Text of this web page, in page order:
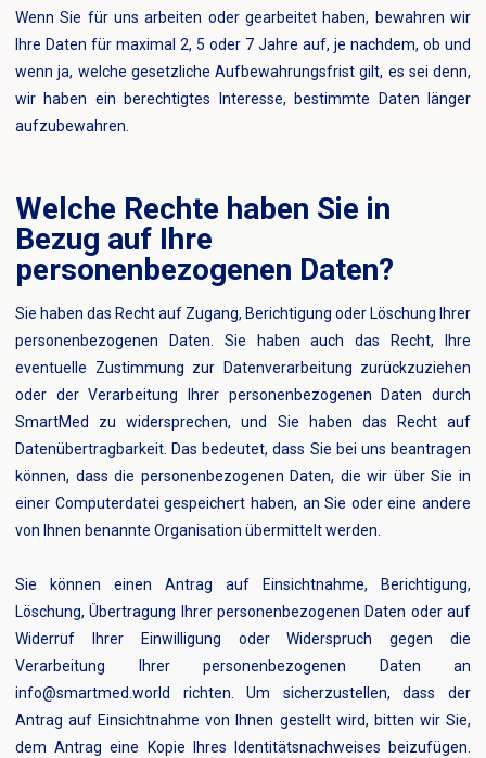
Wenn Sie für uns arbeiten oder gearbeitet haben, bewahren wir
Ihre Daten für maximal 2, 5 oder 7 Jahre auf, je nachdem, ob und
wenn ja, welche gesetzliche Aufbewahrungsfrist gilt, es sei denn,
wir haben ein berechtigtes Interesse, bestimmte Daten länger
aufzubewahren.
Welche Rechte haben Sie in
Bezug auf Ihre
personenbezogenen Daten?
Sie haben das Recht auf Zugang, Berichtigung oder Löschung Ihrer
personenbezogenen Daten. Sie haben auch das Recht, Ihre
eventuelle Zustimmung zur Datenverarbeitung zurückzuziehen
oder der Verarbeitung Ihrer personenbezogenen Daten durch
SmartMed zu widersprechen, und Sie haben das Recht auf
Datenübertragbarkeit. Das bedeutet, dass Sie bei uns beantragen
können, dass die personenbezogenen Daten, die wir über Sie in
einer Computerdatei gespeichert haben, an Sie oder eine andere
von Ihnen benannte Organisation übermittelt werden.
Sie können einen Antrag auf Einsichtnahme, Berichtigung,
Löschung, Übertragung Ihrer personenbezogenen Daten oder auf
Widerruf Ihrer Einwilligung oder Widerspruch gegen die
Verarbeitung Ihrer personenbezogenen Daten an
info@smartmed.world richten. Um sicherzustellen, dass der
Antrag auf Einsichtnahme von Ihnen gestellt wird, bitten wir Sie,
dem Antrag eine Kopie Ihres Identitätsnachweises beizufügen.